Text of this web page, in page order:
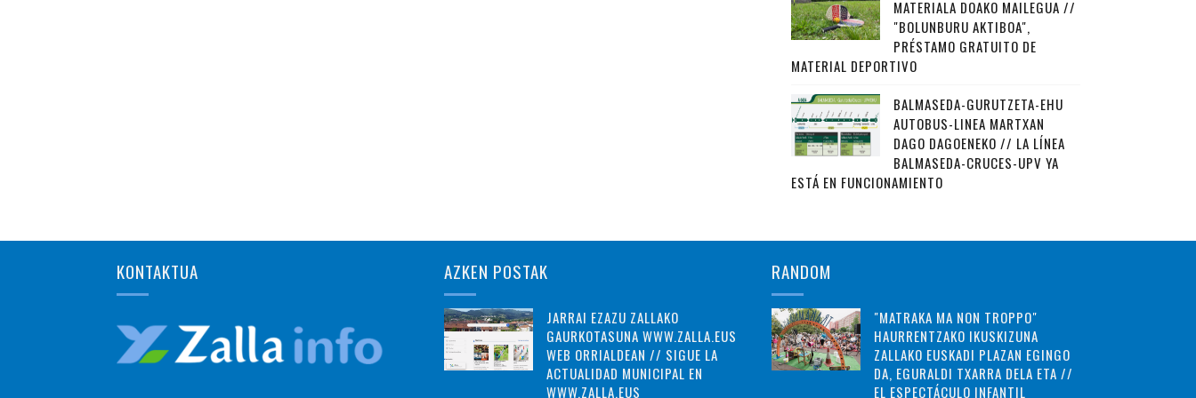
MATERIALA DOAKO MAILEGUA //
"BOLUNBURU AKTIBOA",
PRÉSTAMO GRATUITO DE
MATERIAL DEPORTIVO
BALMASEDA-GURUTZETA-EHU
AUTOBUS-LINEA MARTXAN
DAGO DAGOENEKO // LA LÍNEA
BALMASEDA-CRUCES-UPV YA
ESTÁ EN FUNCIONAMIENTO
KONTAKTUA AZKEN POSTAK
JARRAI EZAZU ZALLAKO
GAURKOTASUNA WWW.ZALLA.EUS
WEB ORRIALDEAN // SIGUE LA
ACTUALIDAD MUNICIPAL EN
WWW.ZALLA.EUS
RANDOM
"MATRAKA MA NON TROPPO"
HAURRENTZAKO IKUSKIZUNA
ZALLAKO EUSKADI PLAZAN EGINGO
DA, EGURALDI TXARRA DELA ETA //
EL ESPECTÁCULO INFANTIL